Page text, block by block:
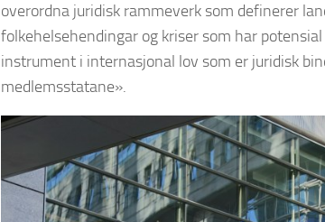
overordna juridisk rammeverk som definerer
folkehelsehendingar og kriser som har
instrument i internasjonal lov som er juridisk
medlemsstatane».